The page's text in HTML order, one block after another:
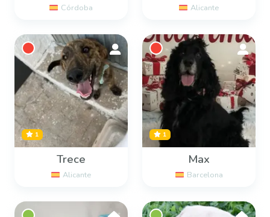
Córdoba Alicante
1
Trece
Alicante
1
Max
Barcelona